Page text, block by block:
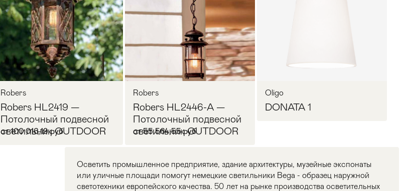
Robers
Robers HL2419 —
Потолочный подвесной
светильник OUTDOOR
от 100 016,19 руб
Robers
Robers HL2446-A —
Потолочный подвесной
светильник OUTDOOR
от 55 564,55 руб
Oligo
DONATA 1
Осветить промышленное предприятие, здание архитектуры, музейные экспонаты
или уличные площади помогут немецкие светильники Bega - образец наружной
светотехники европейского качества. 50 лет на рынке производства осветительных